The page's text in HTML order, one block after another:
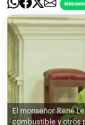
El monseñor René
combustible y otros